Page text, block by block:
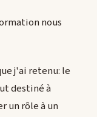
nous
j'ai retenu: le
destiné à
un rôle à un